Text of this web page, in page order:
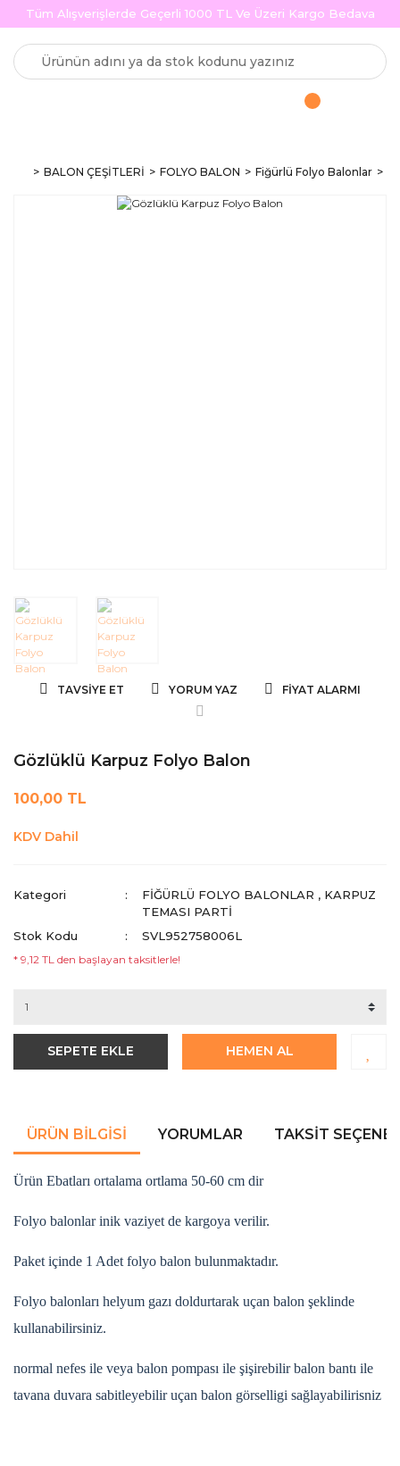
Tüm Alışverişlerde Geçerli 1000 TL Ve Üzeri Kargo Bedava
BALON ÇEŞİTLERİ FOLYO BALON Fiğürlü Folyo Balonlar
TAVSIYE ET YORUM YAZ FIYAT ALARMI
Gözlüklü Karpuz Folyo Balon
100,00 TL
KDV Dahil
Kategori FIĞÜRLÜ FOLYO BALONLAR , KARPUZ
TEMASI PARTI
Stok Kodu
SVL952758006L
* 9,12 TL den başlayan taksitlerle!
SEPETE EKLE HEMEN AL
ÜRÜN BILGISI YORUMLAR TAKSIT
Ürün Ebatları ortalama ortlama 50-60 cm dir
Folyo balonlar inik vaziyet de kargoya verilir.
Paket içinde 1 Adet folyo balon bulunmaktadır.
Folyo balonları helyum gazı doldurtarak uçan balon şeklinde
kullanabilirsiniz.
normal nefes ile veya balon pompası ile şişirebilir balon bantı ile
tavana duvara sabitleyebilir uçan balon görselligi sağlayabilirisniz